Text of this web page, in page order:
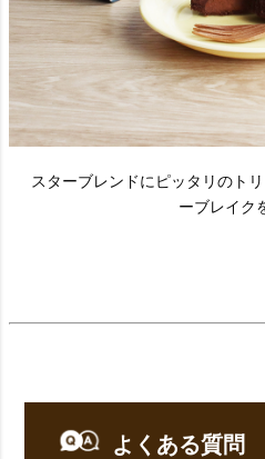
スターブレンドにピッタリのト
ーブレイク
よくある質問